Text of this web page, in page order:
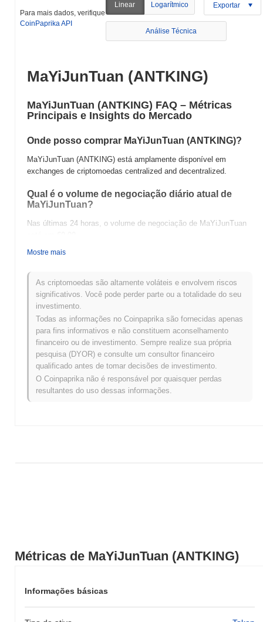
Métricas de MaYiJunTuan (ANTKING)
Informações básicas
Para mais dados, verifique
CoinPaprika API
Linear Logarítmico Exportar
Análise Técnica
MaYiJunTuan (ANTKING)
MaYiJunTuan (ANTKING) FAQ – Métricas
Principais e Insights do Mercado
Onde posso comprar MaYiJunTuan (ANTKING)?
MaYiJunTuan (ANTKING) está amplamente disponível em
exchanges de criptomoedas centralized and decentralized.
Qual é o volume de negociação diário atual de
MaYiJunTuan?
Nas últimas 24 horas, o volume de negociação de MaYiJunTuan
Qual é o histórico da faixa de preço de
Máxima Histórica (ATH):€3.07
Mínima Histórica (ATL):€0.00
MaYiJunTuan está sendo negociado atualmente~91.25%abaixo
de sua ATH .
Como MaYiJunTuan está se desempenhando em
comparação com o mercado cripto mais amplo?
Nos últimos 7 dias, MaYiJunTuan ganhou
do mercado cripto geral que registrou um ganho de
Mostre mais
As criptomoedas são altamente voláteis e envolvem riscos
significativos. Você pode perder parte ou a totalidade do seu
investimento.
Todas as informações no Coinpaprika são fornecidas apenas
para fins informativos e não constituem aconselhamento
financeiro ou de investimento. Sempre realize sua própria
pesquisa (DYOR) e consulte um consultor financeiro
qualificado antes de tomar decisões de investimento.
O Coinpaprika não é responsável por quaisquer perdas
resultantes do uso dessas informações.